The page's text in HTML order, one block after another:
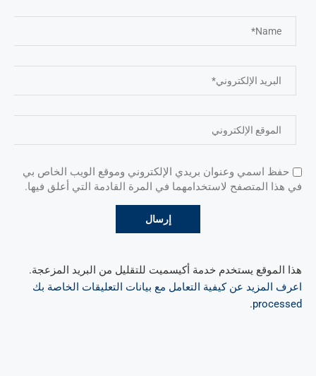
حفظ اسمي وعنوان بريدي الإلكتروني وموقع الويب الخاص بي
في هذا المتصفح لاستخدامهما في المرة القادمة التي أعلق فيها.
هذا الموقع يستخدم خدمة أكيسميت للتقليل من البريد المزعجة.
اعرف المزيد عن كيفية التعامل مع بيانات التعليقات الخاصة بك
processed
.